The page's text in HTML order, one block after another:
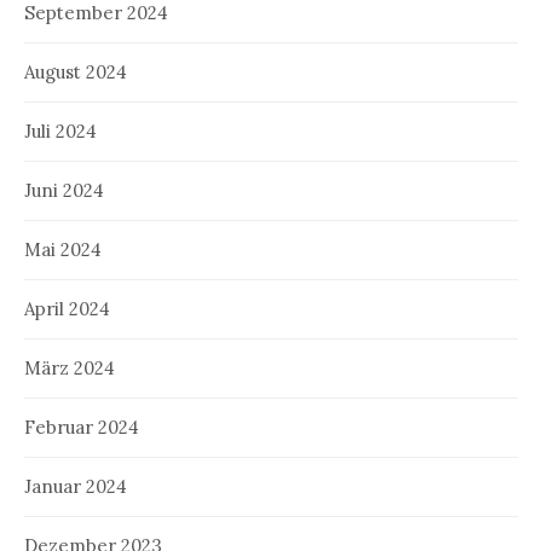
September 2024
August 2024
Juli 2024
Juni 2024
Mai 2024
April 2024
März 2024
Februar 2024
Januar 2024
Dezember 2023